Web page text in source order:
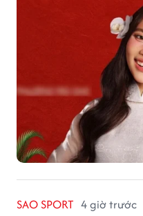
SAO SPORT 4 giờ trước